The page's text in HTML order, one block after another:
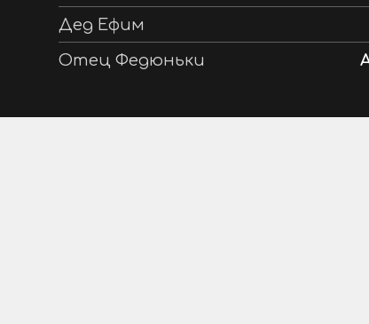
Дед Ефим
Отец Федюньки